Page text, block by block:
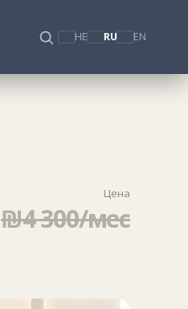
HE RU EN
Цена
₪4 300/мес